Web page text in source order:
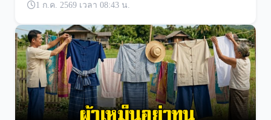
1 ก.ค. 2569 เวลา 08:43 น.